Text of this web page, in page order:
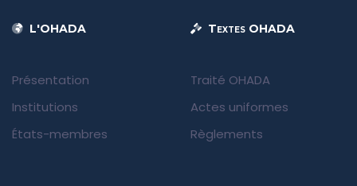
L'OHADA
Présentation
Institutions
États-membres
Textes OHADA
Traité OHADA
Actes uniformes
Règlements